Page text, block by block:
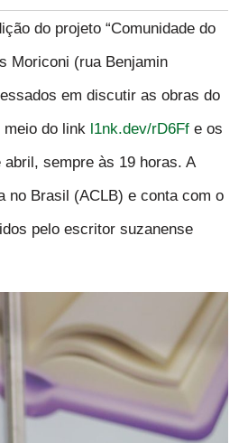
do projeto “Comunidade do
Moriconi (rua Benjamin
em discutir as obras do
do link l1nk.dev/rD6Ff e os
sempre às 19 horas. A
no Brasil (ACLB) e conta com o
pelo escritor suzanense